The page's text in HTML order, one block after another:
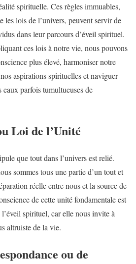
spirituelle. Ces règles immuables,
les lois de l’univers, peuvent servir de
dans leur parcours d’éveil spirituel.
ces lois à notre vie, nous pouvons
plus élevé, harmoniser notre
aspirations spirituelles et naviguer
eaux parfois tumultueuses de
Loi de l’Unité
que tout dans l’univers est relié.
sommes tous une partie d’un tout et
réelle entre nous et la source de
de cette unité fondamentale est
spirituel, car elle nous invite à
altruiste de la vie.
ou de